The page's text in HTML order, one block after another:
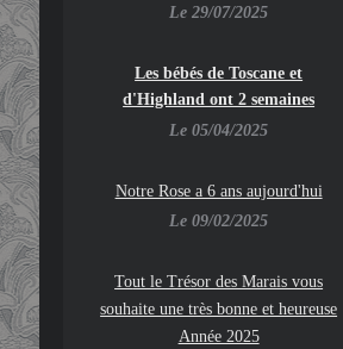
Le 29/07/2025
Les bébés de Toscane et
d'Highland ont 2 semaines
Le 05/04/2025
Notre Rose a 6 ans aujourd'hui
Le 09/02/2025
Tout le Trésor des Marais vous
souhaite une très bonne et heureuse
Année 2025